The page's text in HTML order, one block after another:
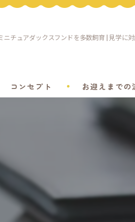
ニチュアダックスフンドを多数飼育 | 見学に
コンセプト お迎えまでの